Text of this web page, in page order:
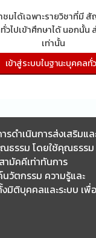
ชมได้เฉพาะรายวิชาที่
ไปเข้าศึกษาได้ นอกนั้น
เท่านั้น
ดำเนินการส่งเสริมแล
รรม โดยใช้คุณธรรม
มัคคีเท่าทันการ
วัตกรรม ความรู้และ
มิติบุคคลและระบบ เพื่อ